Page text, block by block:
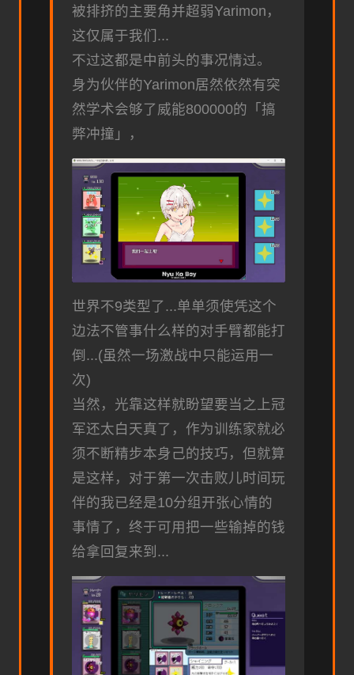
被排挤的主要角并超弱Yarimon，
这仅属于我们...
不过这都是中前头的事况情过。
身为伙伴的Yarimon居然依然有突
然学术会够了威能800000的「搞
弊冲撞」，
世界不9类型了...单单须使凭这个
边法不管事什么样的对手臂都能打
倒...(虽然一场激战中只能运用一
次)
当然，光靠这样就盼望要当之上冠
军还太白天真了，作为训练家就必
须不断精步本身己的技巧，但就算
是这样，对于第一次击败儿时间玩
伴的我已经是10分组开张心情的
事情了，终于可用把一些输掉的钱
给拿回复来到...